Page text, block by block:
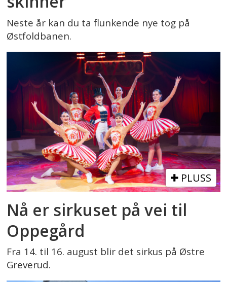
Neste år kan du ta flunkende nye tog på
Østfoldbanen.
PLUSS
Nå er sirkuset på vei til
Oppegård
Fra 14. til 16. august blir det sirkus på Østre
Greverud.